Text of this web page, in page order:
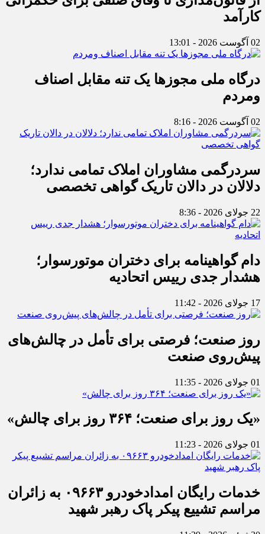
کارآمد
02 آگوست 2026 - 13:01
درگاه ملی مجوزها یک تنه مقابل اصناف
ومردم
02 آگوست 2026 - 8:16
سردرگمی مشاوران املاک تمامی ندارد؛
دلالان در دالان تاریک گواهی تخصصی
22 جولای 2026 - 8:36
دام گواهینامه برای دختران موتورسوار؛
هشدار جدی رییس اتحادیه
17 جولای 2026 - 11:42
روز صنعت؛ فرصتی برای تأمل در چالش‌های
پیش‌روی صنعت
01 جولای 2026 - 11:35
«یک روز برای صنعت؛ ۳۶۴ روز برای چالش»
01 جولای 2026 - 11:23
خدمات رایگان امدادخودرو ۰۹۶۶۳ به زائران
مراسم تشییع پیکر پاک رهبر شهید